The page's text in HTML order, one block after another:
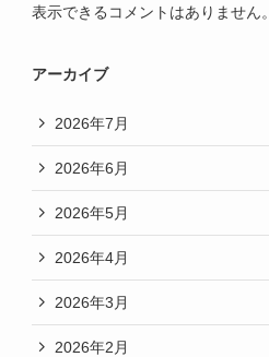
表示できるコメントはありません。
アーカイブ
2026年7月
2026年6月
2026年5月
2026年4月
2026年3月
2026年2月